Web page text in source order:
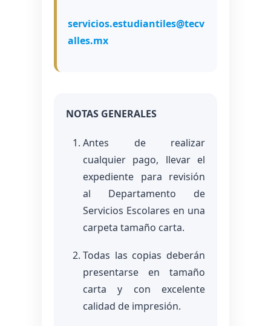
servicios.estudiantiles@tecv
alles.mx
NOTAS GENERALES
Antes de realizar
cualquier pago, llevar el
expediente para revisión
al Departamento de
Servicios Escolares en una
carpeta tamaño carta.
Todas las copias deberán
presentarse en tamaño
carta y con excelente
calidad de impresión.